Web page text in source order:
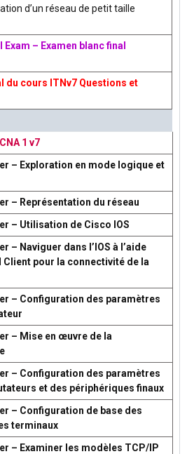
d’un réseau de petit taille
– Examen blanc final
du cours ITNv7 Questions et
1 v7
– Exploration en mode logique et
– Représentation du réseau
– Utilisation de Cisco IOS
– Naviguer dans l’IOS à l’aide
Client pour la connectivité de la
– Configuration des paramètres
– Mise en œuvre de la
– Configuration des paramètres
et des périphériques finaux
– Configuration de base des
terminaux
– Examiner les modèles TCP/IP